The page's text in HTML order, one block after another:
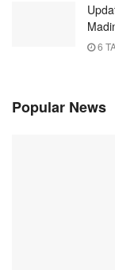
6
Popular News